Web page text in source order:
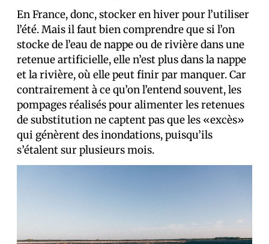
En France, donc, stocker en hiver pour l’utiliser
l’été. Mais il faut bien comprendre que si l’on
stocke de l’eau de nappe ou de rivière dans une
retenue artificielle, elle n’est plus dans la nappe
et la rivière, où elle peut finir par manquer. Car
contrairement à ce qu’on l’entend souvent, les
pompages réalisés pour alimenter les retenues
de substitution ne captent pas que les «excès»
qui génèrent des inondations, puisqu’ils
s’étalent sur plusieurs mois.